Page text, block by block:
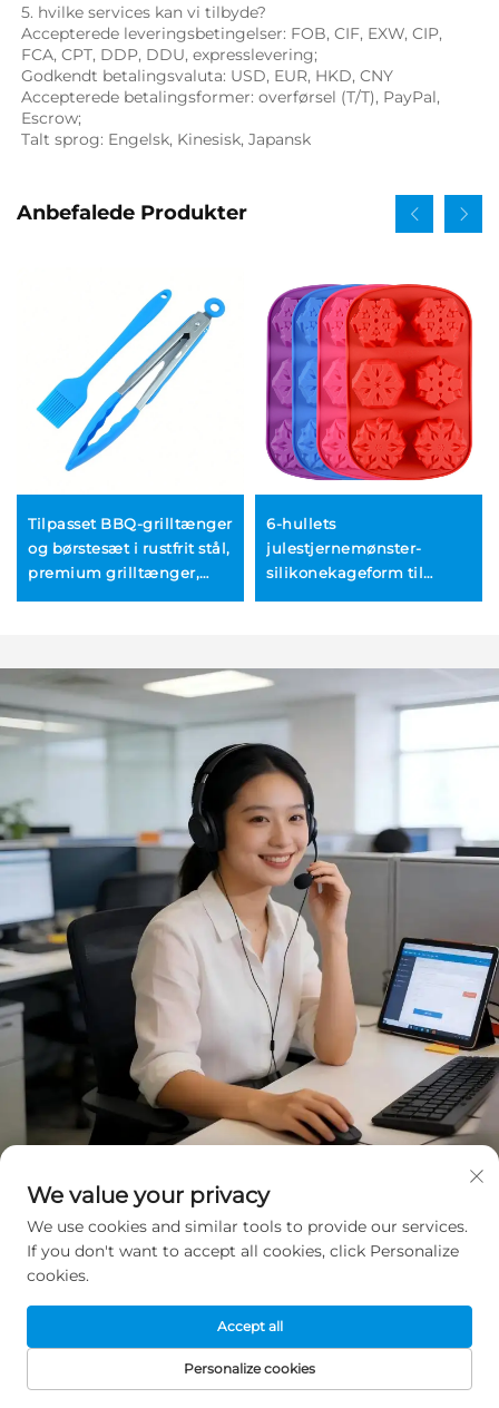
5. hvilke services kan vi tilbyde?
Accepterede leveringsbetingelser: FOB, CIF, EXW, CIP,
FCA, CPT, DDP, DDU, expresslevering;
Godkendt betalingsvaluta: USD, EUR, HKD, CNY
Accepterede betalingsformer: overførsel (T/T), PayPal,
Escrow;
Talt sprog: Engelsk, Kinesisk, Japansk
Anbefalede Produkter
Tilpasset BBQ-grilltænger
og børstesæt i rustfrit stål,
premium grilltænger,
6-hullets
julestjernemønster-
silikonekageform til
kagedekoration
Få et gratis tilbud
Vores repræsentant vil kontakte dig snart.
We value your privacy
We use cookies and similar tools to provide our services.
If you don't want to accept all cookies, click Personalize
cookies.
Personalize cookies
Accept all